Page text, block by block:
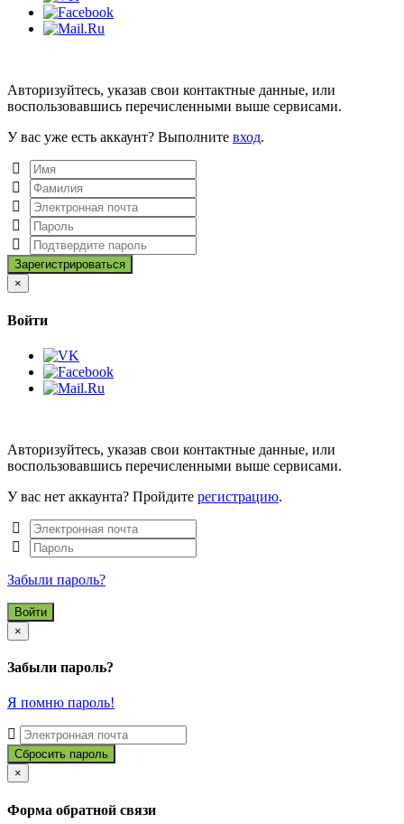
Авторизуйтесь, указав свои контактные данные, или
воспользовавшись перечисленными выше сервисами.
У вас уже есть аккаунт? Выполните вход.
×
Войти
Авторизуйтесь, указав свои контактные данные, или
воспользовавшись перечисленными выше сервисами.
У вас нет аккаунта? Пройдите регистрацию.
Забыли пароль?
×
Забыли пароль?
Я помню пароль!
×
Форма обратной связи